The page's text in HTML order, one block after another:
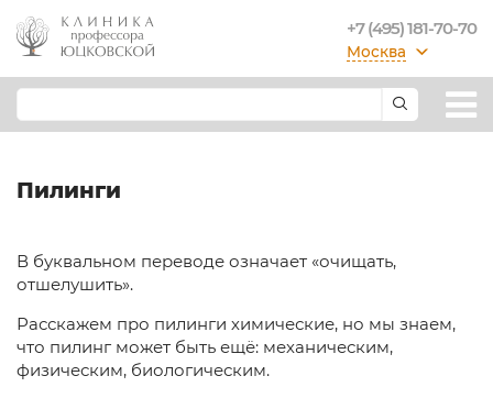
+7 (495) 181-70-70
Москва
Пилинги
В буквальном переводе означает «очищать,
отшелушить».
Расскажем про пилинги химические, но мы знаем,
что пилинг может быть ещё: механическим,
физическим, биологическим.